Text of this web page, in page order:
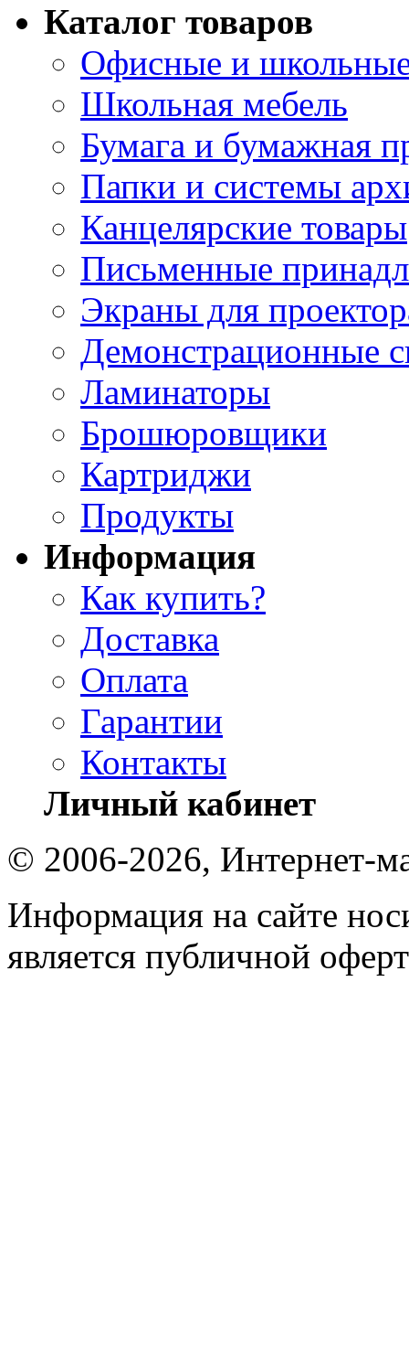
Каталог товаров
Офисные и
Школьная мебель
Бумага и бумажная
Папки и системы
Канцелярские товары
Письменные
Экраны для
Демонстрационные
Ламинаторы
Брошюровщики
Картриджи
Продукты
Информация
Как купить?
Доставка
Оплата
Гарантии
Контакты
Личный кабинет
© 2006-2026, Интернет-
Информация на сайте
является публичной